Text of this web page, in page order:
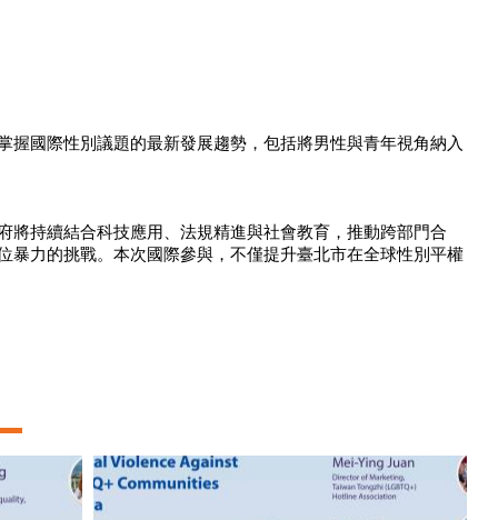
國際性別議題的最新發展趨勢，包括將男性與青年視角納入
持續結合科技應用、法規精進與社會教育，推動跨部門合
力的挑戰。本次國際參與，不僅提升臺北市在全球性別平權